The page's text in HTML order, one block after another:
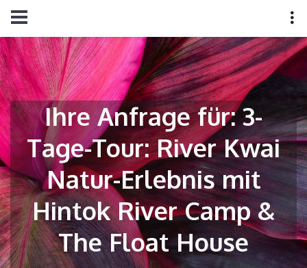
Ihre Anfrage für: 3-
Tage-Tour: River Kwai
Natur-Erlebnis mit
Hintok River Camp &
The Float House